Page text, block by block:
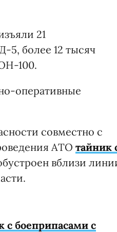
21
5, более 12 тысяч
100.
оперативные
совместно с
АТО тайник
вблизи
с боеприпасами с